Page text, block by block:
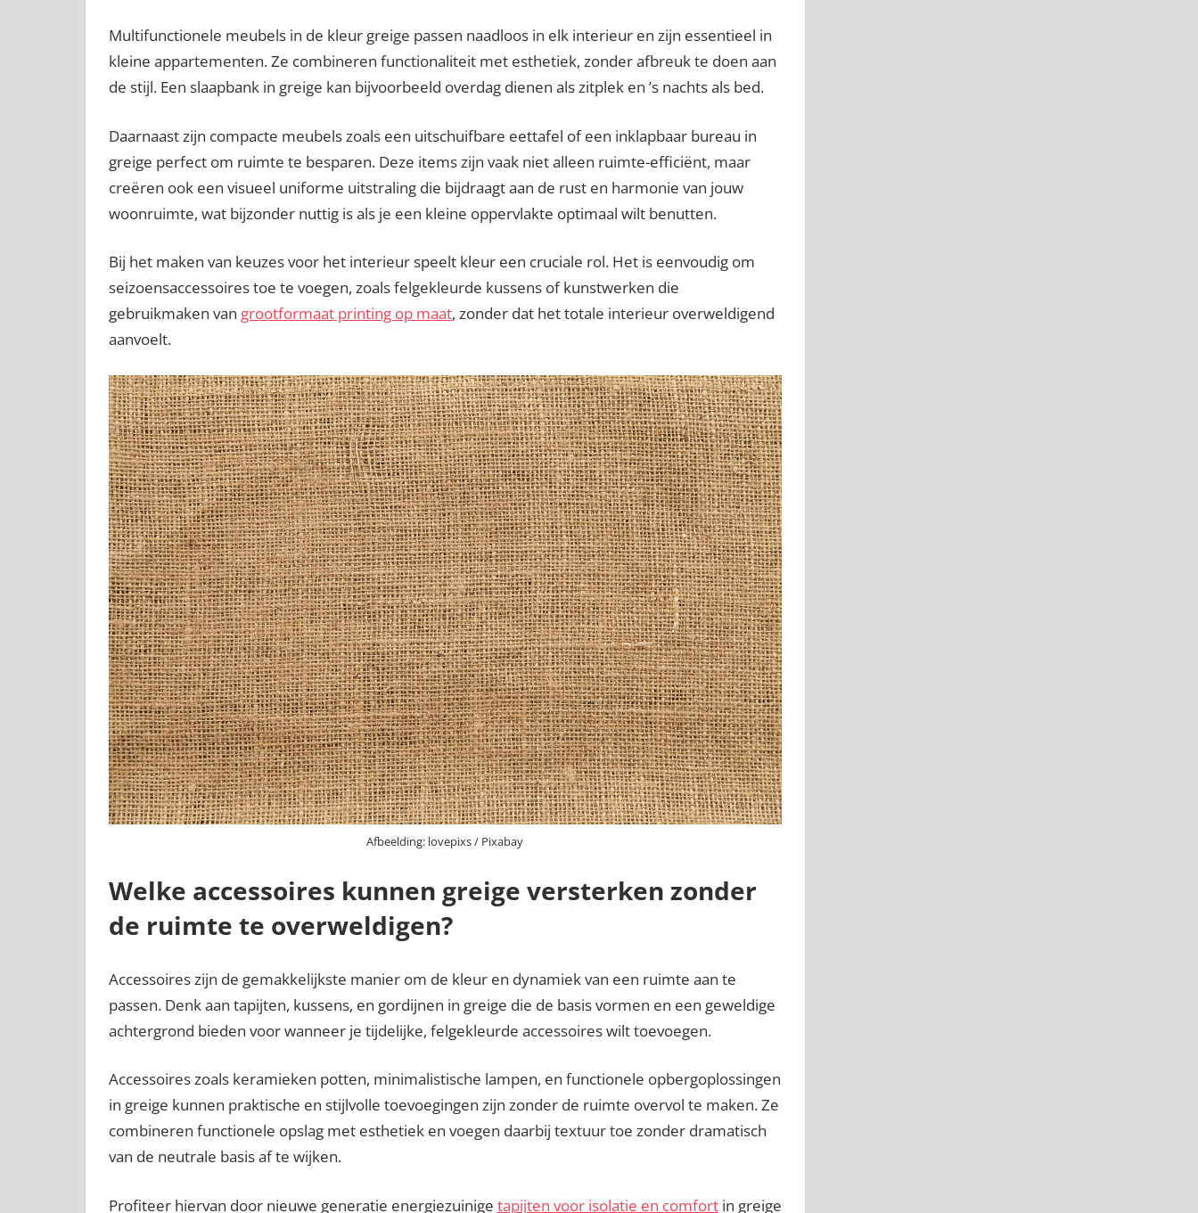
Multifunctionele meubels in de kleur greige passen naadloos in elk interieur en zijn essentieel in
kleine appartementen. Ze combineren functionaliteit met esthetiek, zonder afbreuk te doen aan
de stijl. Een slaapbank in greige kan bijvoorbeeld overdag dienen als zitplek en ’s nachts als bed.
Daarnaast zijn compacte meubels zoals een uitschuifbare eettafel of een inklapbaar bureau in
greige perfect om ruimte te besparen. Deze items zijn vaak niet alleen ruimte-efficiënt, maar
creëren ook een visueel uniforme uitstraling die bijdraagt aan de rust en harmonie van jouw
woonruimte, wat bijzonder nuttig is als je een kleine oppervlakte optimaal wilt benutten.
Bij het maken van keuzes voor het interieur speelt kleur een cruciale rol. Het is eenvoudig om
seizoensaccessoires toe te voegen, zoals felgekleurde kussens of kunstwerken die
gebruikmaken van grootformaat printing op maat, zonder dat het totale interieur overweldigend
aanvoelt.
Afbeelding: lovepixs / Pixabay
Welke accessoires kunnen greige versterken zonder
de ruimte te overweldigen?
Accessoires zijn de gemakkelijkste manier om de kleur en dynamiek van een ruimte aan te
passen. Denk aan tapijten, kussens, en gordijnen in greige die de basis vormen en een geweldige
achtergrond bieden voor wanneer je tijdelijke, felgekleurde accessoires wilt toevoegen.
Accessoires zoals keramieken potten, minimalistische lampen, en functionele opbergoplossingen
in greige kunnen praktische en stijlvolle toevoegingen zijn zonder de ruimte overvol te maken. Ze
combineren functionele opslag met esthetiek en voegen daarbij textuur toe zonder dramatisch
van de neutrale basis af te wijken.
Profiteer hiervan door nieuwe generatie energiezuinige tapijten voor isolatie en comfortin greige